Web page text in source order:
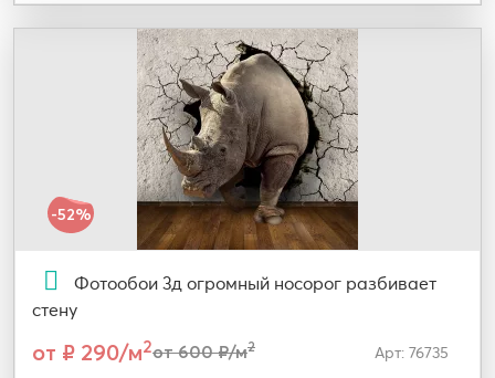
-52%
Фотообои 3д огромный носорог разбивает
стену
от ₽ 290/м2от 600 ₽/м2 Арт: 76735